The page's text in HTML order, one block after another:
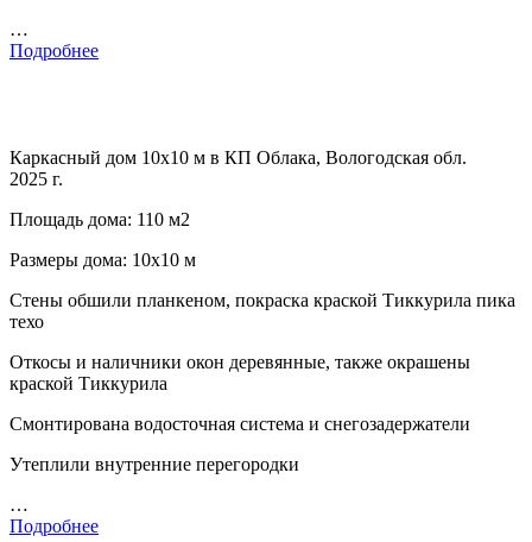
…
Подробнее
Каркасный дом 10х10 м в КП Облака, Вологодская обл.
2025 г.
Площадь дома: 110 м2
Размеры дома: 10х10 м
Стены обшили планкеном, покраска краской Тиккурила пика
техо
Откосы и наличники окон деревянные, также окрашены
краской Тиккурила
Смонтирована водосточная система и снегозадержатели
Утеплили внутренние перегородки
…
Подробнее